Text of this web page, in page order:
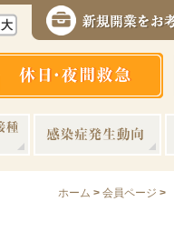
大
ホーム > 会員ページ >